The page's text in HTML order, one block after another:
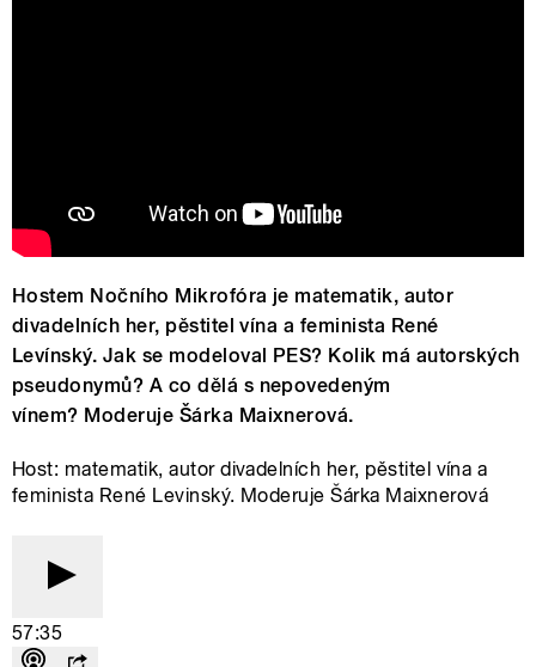
Hostem Nočního Mikrofóra je matematik, autor
divadelních her, pěstitel vína a feminista René
Levínský. Jak se modeloval PES? Kolik má autorských
pseudonymů? A co dělá s nepovedeným
vínem? Moderuje Šárka Maixnerová.
Host: matematik, autor divadelních her, pěstitel vína a
feminista René Levinský. Moderuje Šárka Maixnerová
57:35